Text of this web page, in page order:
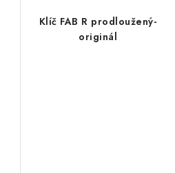
Klíč FAB R prodloužený-
originál